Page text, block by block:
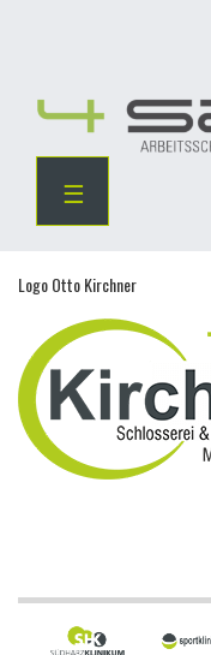
content
☰
Logo Otto Kirchner